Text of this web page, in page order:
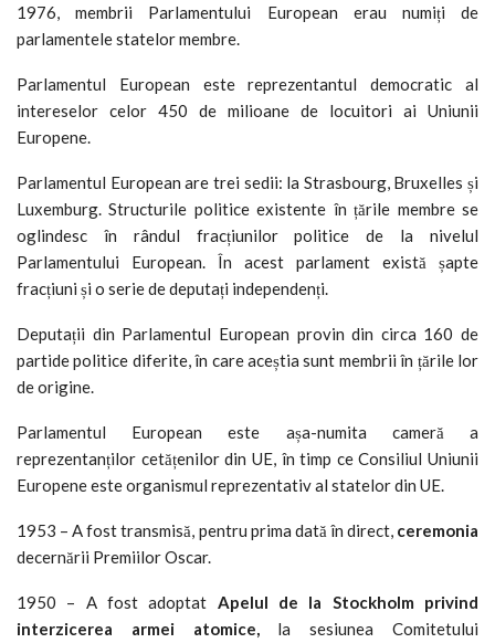
1976, membrii Parlamentului European erau numiți de
parlamentele statelor membre.
Parlamentul European este reprezentantul democratic al
intereselor celor 450 de milioane de locuitori ai Uniunii
Europene.
Parlamentul European are trei sedii: la Strasbourg, Bruxelles și
Luxemburg. Structurile politice existente în țările membre se
oglindesc în rândul fracțiunilor politice de la nivelul
Parlamentului European. În acest parlament există șapte
fracțiuni și o serie de deputați independenți.
Deputații din Parlamentul European provin din circa 160 de
partide politice diferite, în care aceștia sunt membrii în țările lor
de origine.
Parlamentul European este așa-numita cameră a
reprezentanților cetățenilor din UE, în timp ce Consiliul Uniunii
Europene este organismul reprezentativ al statelor din UE.
1953 – A fost transmisă, pentru prima dată în direct, ceremonia
decernării Premiilor Oscar.
1950 – A fost adoptat Apelul de la Stockholm privind
interzicerea armei atomice,la sesiunea Comitetului